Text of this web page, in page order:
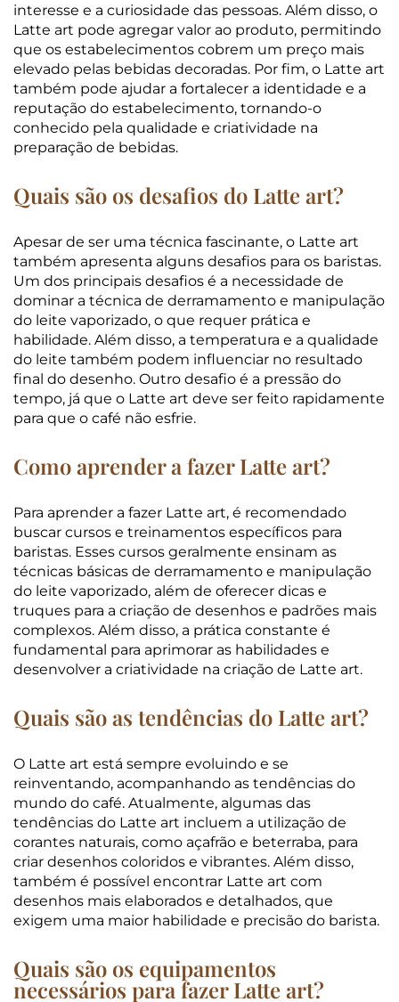
interesse e a curiosidade das pessoas. Além disso, o
Latte art pode agregar valor ao produto, permitindo
que os estabelecimentos cobrem um preço mais
elevado pelas bebidas decoradas. Por fim, o Latte art
também pode ajudar a fortalecer a identidade e a
reputação do estabelecimento, tornando-o
conhecido pela qualidade e criatividade na
preparação de bebidas.
Quais são os desafios do Latte art?
Apesar de ser uma técnica fascinante, o Latte art
também apresenta alguns desafios para os baristas.
Um dos principais desafios é a necessidade de
dominar a técnica de derramamento e manipulação
do leite vaporizado, o que requer prática e
habilidade. Além disso, a temperatura e a qualidade
do leite também podem influenciar no resultado
final do desenho. Outro desafio é a pressão do
tempo, já que o Latte art deve ser feito rapidamente
para que o café não esfrie.
Como aprender a fazer Latte art?
Para aprender a fazer Latte art, é recomendado
buscar cursos e treinamentos específicos para
baristas. Esses cursos geralmente ensinam as
técnicas básicas de derramamento e manipulação
do leite vaporizado, além de oferecer dicas e
truques para a criação de desenhos e padrões mais
complexos. Além disso, a prática constante é
fundamental para aprimorar as habilidades e
desenvolver a criatividade na criação de Latte art.
Quais são as tendências do Latte art?
O Latte art está sempre evoluindo e se
reinventando, acompanhando as tendências do
mundo do café. Atualmente, algumas das
tendências do Latte art incluem a utilização de
corantes naturais, como açafrão e beterraba, para
criar desenhos coloridos e vibrantes. Além disso,
também é possível encontrar Latte art com
desenhos mais elaborados e detalhados, que
exigem uma maior habilidade e precisão do barista.
Quais são os equipamentos
necessários para fazer Latte art?